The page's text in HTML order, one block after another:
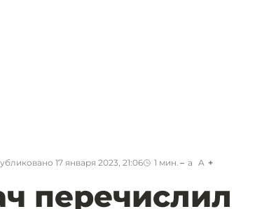
17 января 2023, 21:06 1 мин. a A
перечислил